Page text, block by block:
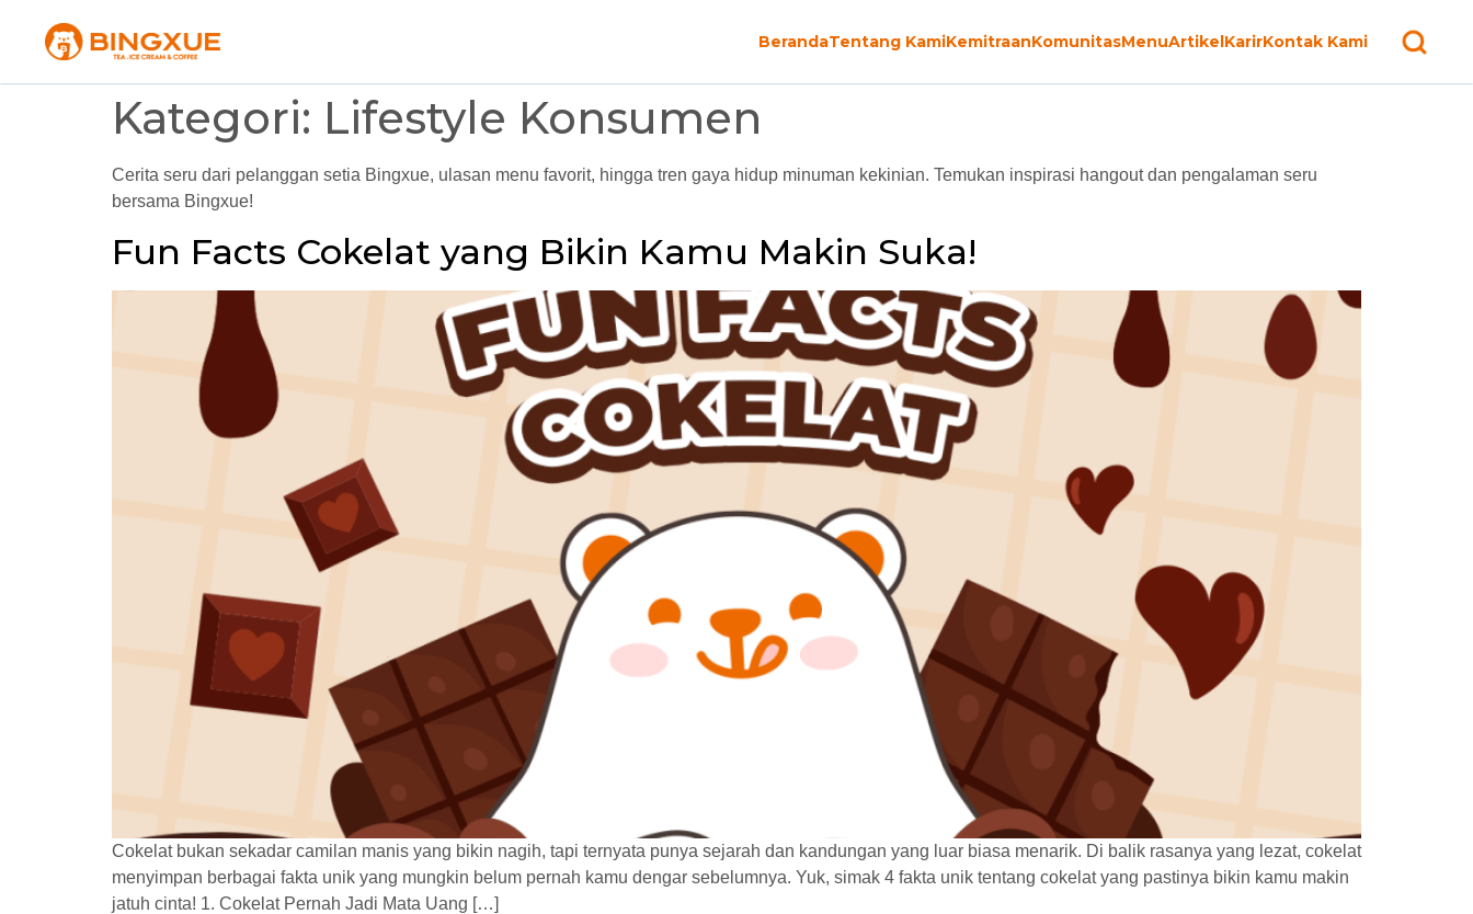
BerandaTentang KamiKemitraanKomunitasMenuArtikelKarirKontak Kami
Kategori: Lifestyle Konsumen
Cerita seru dari pelanggan setia Bingxue, ulasan menu favorit, hingga tren gaya hidup minuman kekinian. Temukan inspirasi hangout dan pengalaman seru
bersama Bingxue!
Fun Facts Cokelat yang Bikin Kamu Makin Suka!
Cokelat bukan sekadar camilan manis yang bikin nagih, tapi ternyata punya sejarah dan kandungan yang luar biasa menarik. Di balik rasanya yang lezat, cokelat
menyimpan berbagai fakta unik yang mungkin belum pernah kamu dengar sebelumnya. Yuk, simak 4 fakta unik tentang cokelat yang pastinya bikin kamu makin
jatuh cinta! 1. Cokelat Pernah Jadi Mata Uang […]